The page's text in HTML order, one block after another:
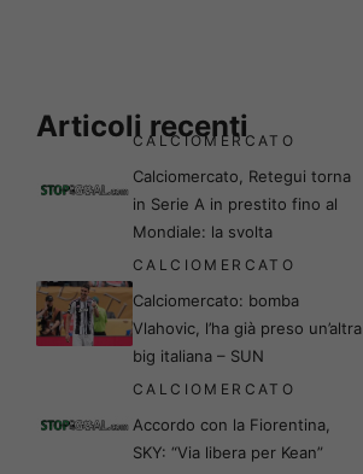
Articoli recenti
CALCIOMERCATO
Calciomercato, Retegui torna
in Serie A in prestito fino al
Mondiale: la svolta
CALCIOMERCATO
Calciomercato: bomba
Vlahovic, l’ha già preso un’altra
big italiana – SUN
CALCIOMERCATO
Accordo con la Fiorentina,
SKY: “Via libera per Kean”